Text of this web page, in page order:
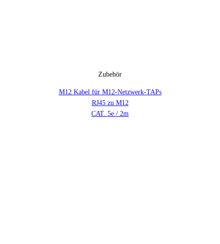
Zubehör
M12 Kabel für M12-Netzwerk-TAPs
RJ45 zu M12
CAT. 5e / 2m